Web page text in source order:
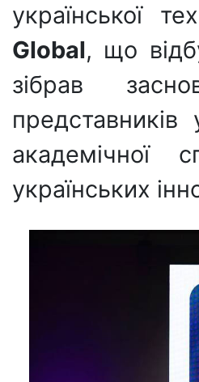
української
Global, що
зібрав
академічної
українських